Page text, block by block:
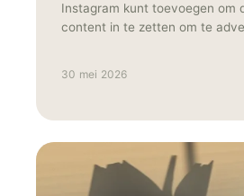
Instagram kunt toevoegen om
content in te zetten om te
30 mei 2026